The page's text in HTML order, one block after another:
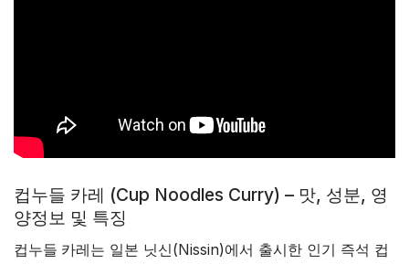
컵누들 카레 (Cup Noodles Curry) – 맛, 성분, 영
양정보 및 특징
컵누들 카레는 일본 닛신(Nissin)에서 출시한 인기 즉석 컵